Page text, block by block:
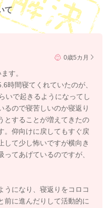
て
0歳5カ月
す。
時間寝てくれていたのが、
いで起きるようになってし
るので寝苦しいのか寝返り
とすることが増えてきたの
。仰向けに戻してもすぐ戻
して少し怖いですが横向き
てあげているのですが、
うになり、寝返りをコロコ
前に進んだりして活動的に